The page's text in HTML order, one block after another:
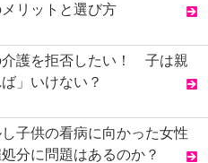
リットと選び方
介護を拒否したい！ 子は親
」いけない？
子供の看病に向かった女性
分に問題はあるのか？